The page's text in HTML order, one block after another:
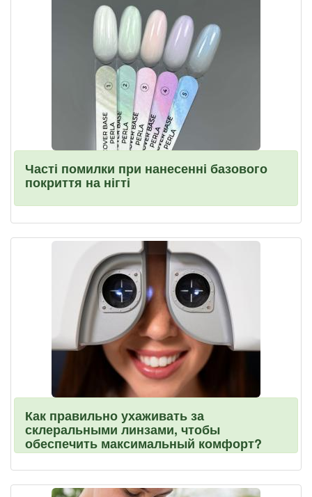
Часті помилки при нанесенні базового
покриття на нігті
Как правильно ухаживать за
склеральными линзами, чтобы
обеспечить максимальный комфорт?